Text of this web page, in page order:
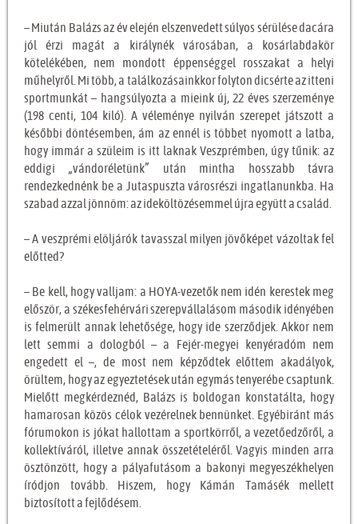
– Miután Balázs az év elején elszenvedett súlyos sérülése dacára
jól érzi magát a királynék városában, a kosárlabdakör
kötelékében, nem mondott éppenséggel rosszakat a helyi
műhelyről. Mi több, a találkozásainkkor folyton dicsérte az itteni
sportmunkát – hangsúlyozta a mieink új, 22 éves szerzeménye
(198 centi, 104 kiló). A véleménye nyilván szerepet játszott a
későbbi döntésemben, ám az ennél is többet nyomott a latba,
hogy immár a szüleim is itt laknak Veszprémben, úgy tűnik: az
eddigi „vándoréletünk” után mintha hosszabb távra
rendezkednénk be a Jutaspuszta városrészi ingatlanunkba. Ha
szabad azzal jönnöm: az ideköltözésemmel újra együtt a család.
– A veszprémi elöljárók tavasszal milyen jövőképet vázoltak fel
előtted?
– Be kell, hogy valljam: a HOYA-vezetők nem idén kerestek meg
először, a székesfehérvári szerepvállalásom második idényében
is felmerült annak lehetősége, hogy ide szerződjek. Akkor nem
lett semmi a dologból – a Fejér-megyei kenyéradóm nem
engedett el –, de most nem képződtek előttem akadályok,
örültem, hogy az egyeztetések után egymás tenyerébe csaptunk.
Mielőtt megkérdeznéd, Balázs is boldogan konstatálta, hogy
hamarosan közös célok vezérelnek bennünket. Egyébiránt más
fórumokon is jókat hallottam a sportkörről, a vezetőedzőről, a
kollektíváról, illetve annak összetételéről. Vagyis minden arra
ösztönzött, hogy a pályafutásom a bakonyi megyeszékhelyen
íródjon tovább. Hiszem, hogy Kámán Tamásék mellett
biztosított a fejlődésem.